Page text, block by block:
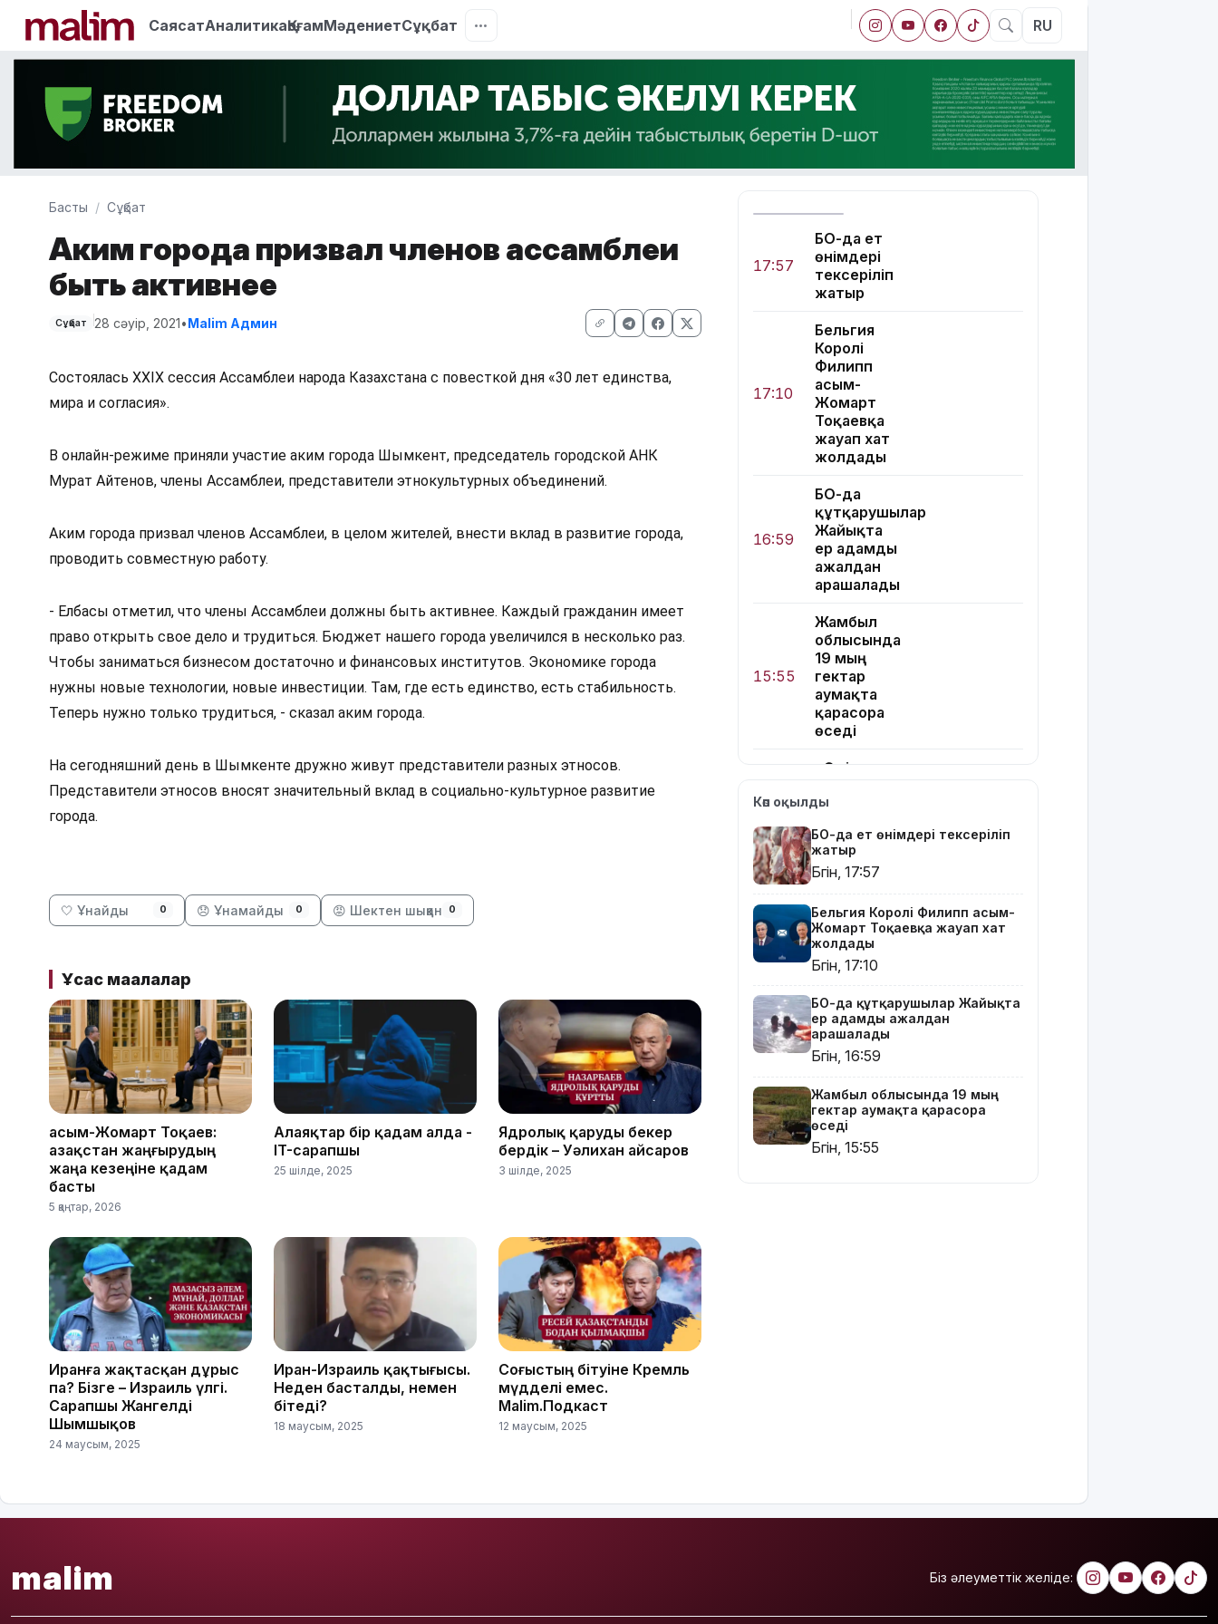
СаясатАналитикаҚоғамМәдениетСұқбат RU
Басты Сұқбат
Аким города призвал членов ассамблеи
быть активнее
Сұқбат 28 сәуір, 2021•Malim Админ
Состоялась XXIX сессия Ассамблеи народа Казахстана с повесткой дня «30 лет единства,
мира и согласия».
В онлайн-режиме приняли участие аким города Шымкент, председатель городской АНК
Мурат Айтенов, члены Ассамблеи, представители этнокультурных объединений.
Аким города призвал членов Ассамблеи, в целом жителей, внести вклад в развитие города,
проводить совместную работу.
- Елбасы отметил, что члены Ассамблеи должны быть активнее. Каждый гражданин имеет
право открыть свое дело и трудиться. Бюджет нашего города увеличился в несколько раз.
Чтобы заниматься бизнесом достаточно и финансовых институтов. Экономике города
нужны новые технологии, новые инвестиции. Там, где есть единство, есть стабильность.
Теперь нужно только трудиться, - сказал аким города.
На сегодняшний день в Шымкенте дружно живут представители разных этносов.
Представители этносов вносят значительный вклад в социально-культурное развитие
города.
🤍 Ұнайды 0 😞 Ұнамайды 0 😡 Шектен шыққан 0
Ұқсас мақалалар
Қасым-Жомарт Тоқаев:
Қазақстан жаңғырудың
жаңа кезеңіне қадам
басты
5 қаңтар, 2026
Алаяқтар бір қадам алда -
IT-сарапшы
25 шілде, 2025
Ядролық қаруды бекер
бердік – Уәлихан Қайсаров
3 шілде, 2025
Иранға жақтасқан дұрыс
па? Бізге – Израиль үлгі.
Сарапшы Жангелді
Шымшықов
24 маусым, 2025
Иран-Израиль қақтығысы.
Неден басталды, немен
бітеді?
18 маусым, 2025
Соғыстың бітуіне Кремль
мүдделі емес.
Malim.Подкаст
12 маусым, 2025
17:57
БҚО-да ет
өнімдері
тексеріліп
жатыр
17:10
Бельгия
Королі
Филипп
Қасым-
Жомарт
Тоқаевқа
жауап хат
жолдады
16:59
БҚО-да
құтқарушылар
Жайықта
ер адамды
ажалдан
арашалады
15:55
Жамбыл
облысында
19 мың
гектар
аумақта
қарасора
өседі
14:26
«Әділет»
Қазақстан –
мемлекет,
ал «Заң
және
қағидаты
баршаға
міндетті
Сызрань
және
Кубаньдағы
мұнай
зауыттарына
дронмен
шабуыл
жасады
Дариға
Көп оқылды
БҚО-да ет өнімдері тексеріліп
жатыр
Бүгін, 17:57
Бельгия Королі Филипп Қасым-
Жомарт Тоқаевқа жауап хат
жолдады
Бүгін, 17:10
БҚО-да құтқарушылар Жайықта
ер адамды ажалдан
арашалады
Бүгін, 16:59
Жамбыл облысында 19 мың
гектар аумақта қарасора
өседі
Бүгін, 15:55
malim Біз әлеуметтік желіде: